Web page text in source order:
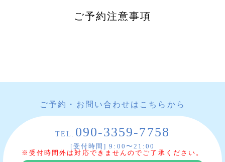
ご予約注意事項
ご予約・お問い合わせはこちらから
TEL. 090-3359-7758
[受付時間] 9:00〜21:00
※受付時間外は対応できませんのでご了承ください。